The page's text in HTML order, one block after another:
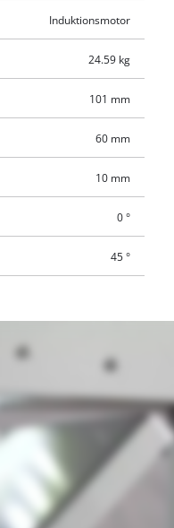
Induktionsmotor
24.59 kg
101 mm
60 mm
10 mm
0 °
45 °